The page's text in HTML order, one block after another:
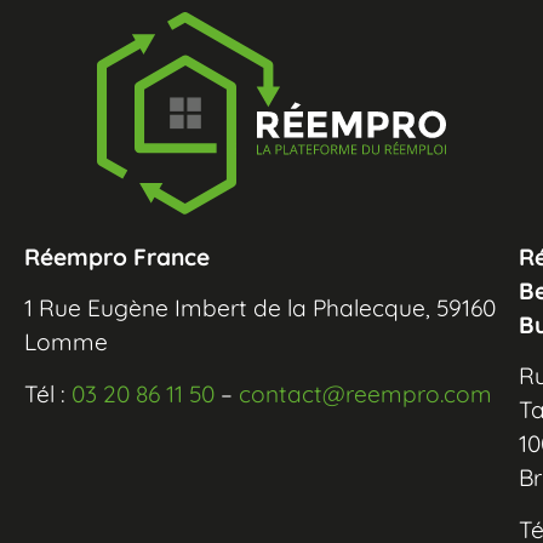
Réempro France
1 Rue Eugène Imbert de la Phalecque, 59160
Lomme
Tél : 03 20 86 11 50 – contact@reempro.com